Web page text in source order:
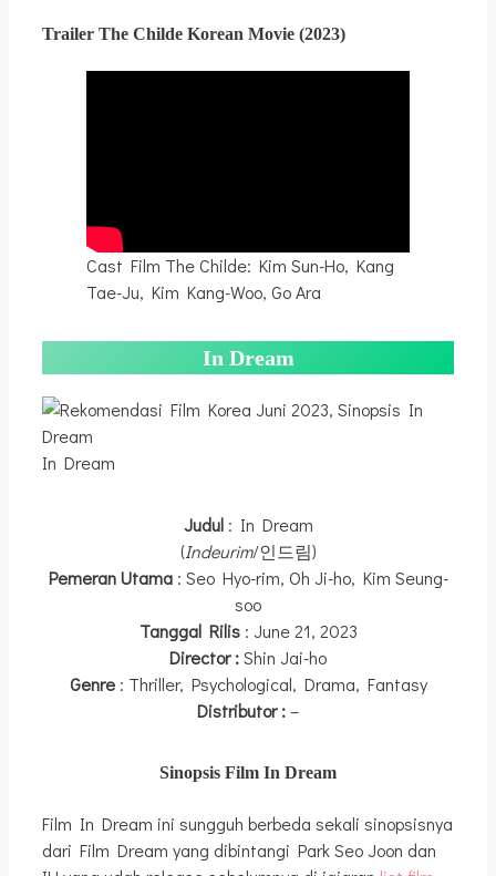
Trailer The Childe Korean Movie (2023)
Cast Film The Childe: Kim Sun-Ho, Kang
Tae-Ju, Kim Kang-Woo, Go Ara
In Dream
In Dream
Judul: In Dream
(Indeurim/인드림)
Pemeran Utama: Seo Hyo-rim, Oh Ji-ho, Kim Seung-
soo
Tanggal Rilis : June 21, 2023
Director :Shin Jai-ho
Genre : Thriller, Psychological, Drama, Fantasy
Distributor : –
Sinopsis Film In Dream
Film In Dream ini sungguh berbeda sekali sinopsisnya
dari Film Dream yang dibintangi Park Seo Joon dan